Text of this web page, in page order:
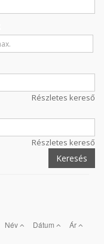
Részletes kereső
Részletes kereső
Keresés
Név Dátum Ár